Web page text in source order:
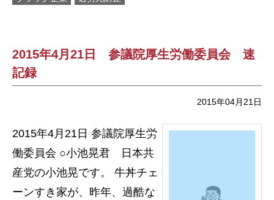
2015年4月21日 参議院厚生労働委員会 速
記録
2015年04月21日
2015年4月21日 参議院厚生労
働委員会 ○小池晃君 日本共
産党の小池晃です。 牛丼チェ
ーンすき家が、昨年、過酷な